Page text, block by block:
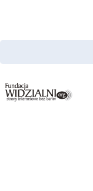
Menu Stopka